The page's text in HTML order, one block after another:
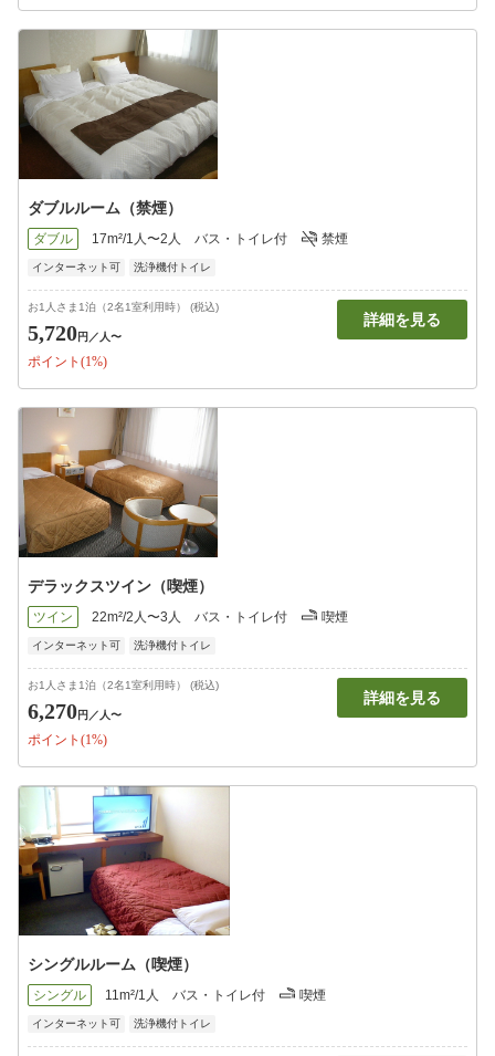
ダブルルーム（禁煙）
ダブル 17m²/1人〜2人 バス・トイレ付 禁煙
インターネット可 洗浄機付トイレ
お1人さま1泊（2名1室利用時） (税込)
5,720円 ／人〜
ポイント(1%)
詳細を見る
デラックスツイン（喫煙）
ツイン 22m²/2人〜3人 バス・トイレ付 喫煙
インターネット可 洗浄機付トイレ
お1人さま1泊（2名1室利用時） (税込)
6,270円 ／人〜
ポイント(1%)
詳細を見る
シングルルーム（喫煙）
シングル 11m²/1人 バス・トイレ付 喫煙
インターネット可 洗浄機付トイレ